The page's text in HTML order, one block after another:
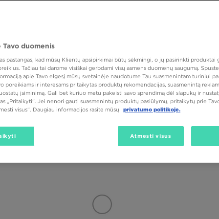
iš medvilnės pagamintus modelius - tai geriausias pasirinkimas
žmonėms. Be to, medvilniniai
JD rasi madingų medvilninių marškinėlių vyrams, moterims ir
spalvos. Madingi mėgstamos spalvos
striukę. Medvilniniai marškinėliai taip pat puikiai derės su sportiniu
puikiai tinka ypač šaltesniais mėnesiais ar ankstyvą pavasarį. Dėvimi
įkvepia 80-90-ųjų stilius? Tada Tavo kolekcijoje turi būti
priderinti marškinėlius prie savo aprangos. Gali rinktis baltą polo
taip pat turi iš ko rinktis. Geriausių futbolo komandų aprangą
džemperiu su gobtuvu. Jei prie futbolo marškinėlių priderinsi daddy
kokių kitų vyriškų futbolo marškinėlių gali rasti JD Sports!
Tavo duomenis
pastangas, kad mūsų Klientų apsipirkimai būtų sėkmingi, o jų pasirinkti produktai
Tačiau tai darome visiškai gerbdami visų asmens duomenų saugumą.
apie Tavo elgesį mūsų svetainėje naudotume Tau suasmenintam turiniui
poreikiams ir interesams pritaikytas produktų rekomendacijas, suasmenintą
įsiminimą. Gali bet kuriuo metu pakeisti savo sprendimą dėl slapukų ir
„Pritaikyti“. Jei nenori gauti suasmenintų produktų pasiūlymų, pritaikytų prie
visus”. Daugiau informacijos rasite mūsų
privatumo politikoje.
Atmesti visus